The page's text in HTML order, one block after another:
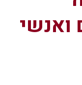
ואנשי